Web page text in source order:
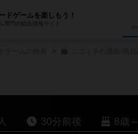
ドゲームを楽しもう！
専門の総合情報サイト
30分前後 8歳～